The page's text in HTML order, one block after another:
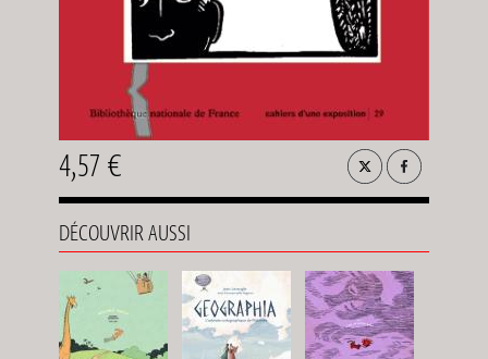
4,57 €
DÉCOUVRIR AUSSI